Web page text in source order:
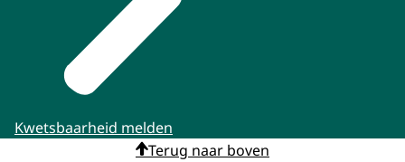
Kwetsbaarheid melden
Terug naar boven